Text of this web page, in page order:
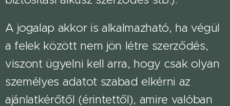
A jogalap akkor is alkalmazható, ha végül
a felek között nem jön létre szerződés,
viszont ügyelni kell arra, hogy csak olyan
személyes adatot szabad elkérni az
ajánlatkérőtől (érintettől), amire valóban